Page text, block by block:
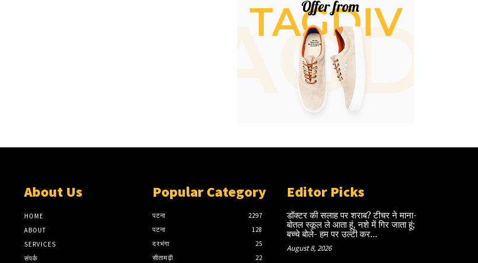
About Us
HOME
ABOUT
SERVICES
संपर्क
Popular Category
पटना
2297
पटना
128
दरभंगा
25
सीतामढ़ी
22
Editor Picks
डॉक्टर की सलाह पर शराब? टीचर ने माना-
बोतल स्कूल ले आता हूं, नशे में गिर जाता हूं;
बच्चे बोले- हम पर उल्टी कर...
August 8, 2026